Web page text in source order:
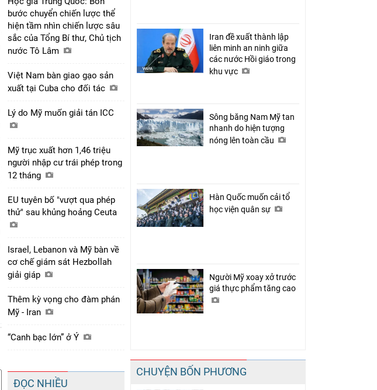
bước chuyển chiến lược thể
hiện tầm nhìn chiến lược sâu
sắc của Tổng Bí thư, Chủ tịch
nước Tô Lâm
Việt Nam bàn giao gạo sản
xuất tại Cuba cho đối tác
Lý do Mỹ muốn giải tán ICC
Mỹ trục xuất hơn 1,46 triệu
người nhập cư trái phép trong
12 tháng
EU tuyên bố "vượt qua phép
thử" sau khủng hoảng Ceuta
Israel, Lebanon và Mỹ bàn về
cơ chế giám sát Hezbollah
giải giáp
Thêm kỳ vọng cho đàm phán
Mỹ - Iran
“Canh bạc lớn” ở Ý
ĐỌC NHIỀU
Iran đề xuất thành lập
liên minh an ninh giữa
các nước Hồi giáo trong
khu vực
Sông băng Nam Mỹ tan
nhanh do hiện tượng
nóng lên toàn cầu
Hàn Quốc muốn cải tổ
học viện quân sự
Người Mỹ xoay xở trước
giá thực phẩm tăng cao
CHUYỆN BỐN PHƯƠNG